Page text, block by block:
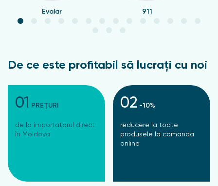
Evalar 911
De ce este profitabil să lucrați cu noi
01 PREȚURI
de la importatorul direct
în Moldova
02 -10%
reducere la toate
produsele la comanda
online